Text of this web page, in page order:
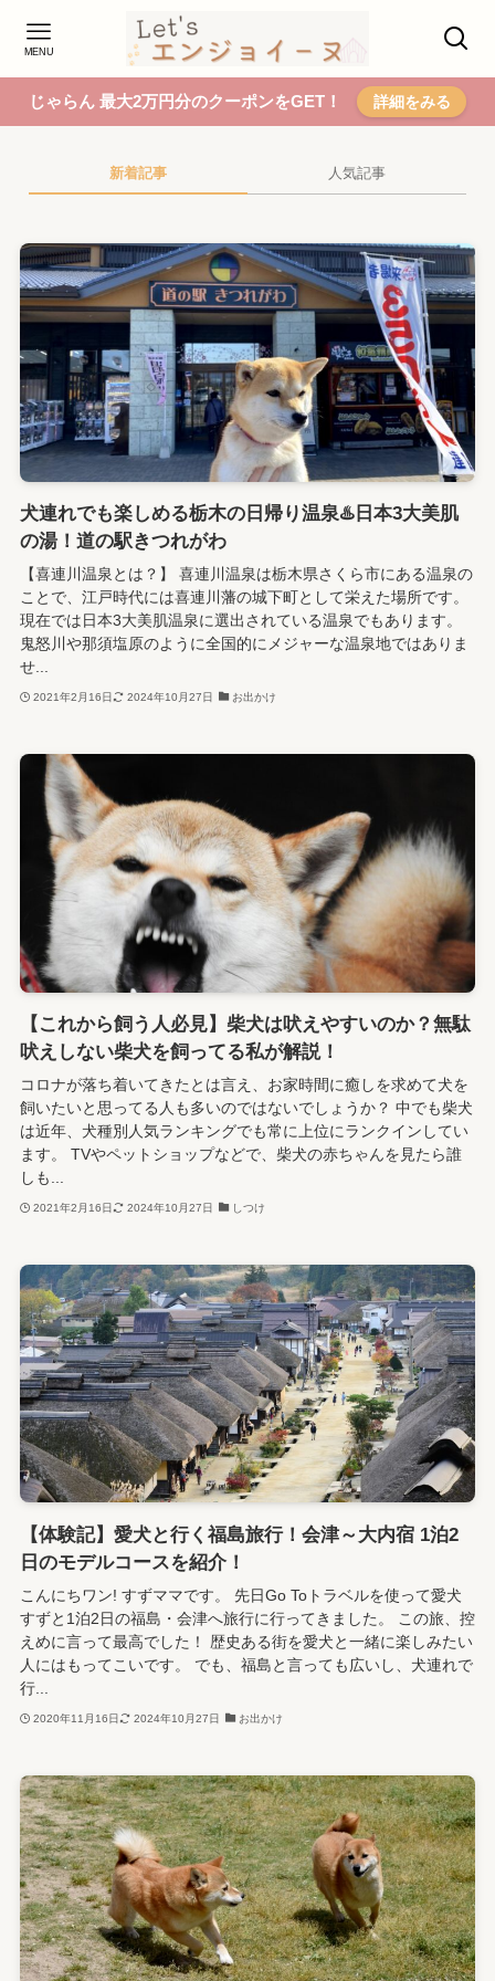
MENU
じゃらん 最大2万円分のクーポンをGET！ 詳細をみる
新着記事 人気記事
犬連れでも楽しめる栃木の日帰り温泉♨️日本3大美肌
の湯！道の駅きつれがわ
【喜連川温泉とは？】 喜連川温泉は栃木県さくら市にある温泉の
ことで、江戸時代には喜連川藩の城下町として栄えた場所です。
現在では日本3大美肌温泉に選出されている温泉でもあります。
鬼怒川や那須塩原のように全国的にメジャーな温泉地ではありま
せ...
2021年2月16日 2024年10月27日 お出かけ
【これから飼う人必見】柴犬は吠えやすいのか？無駄
吠えしない柴犬を飼ってる私が解説！
コロナが落ち着いてきたとは言え、お家時間に癒しを求めて犬を
飼いたいと思ってる人も多いのではないでしょうか？ 中でも柴犬
は近年、犬種別人気ランキングでも常に上位にランクインしてい
ます。 TVやペットショップなどで、柴犬の赤ちゃんを見たら誰
しも...
2021年2月16日 2024年10月27日 しつけ
【体験記】愛犬と行く福島旅行！会津～大内宿 1泊2
日のモデルコースを紹介！
こんにちワン! すずママです。 先日Go Toトラベルを使って愛犬
すずと1泊2日の福島・会津へ旅行に行ってきました。 この旅、控
えめに言って最高でした！ 歴史ある街を愛犬と一緒に楽しみたい
人にはもってこいです。 でも、福島と言っても広いし、犬連れで
行...
2020年11月16日 2024年10月27日 お出かけ